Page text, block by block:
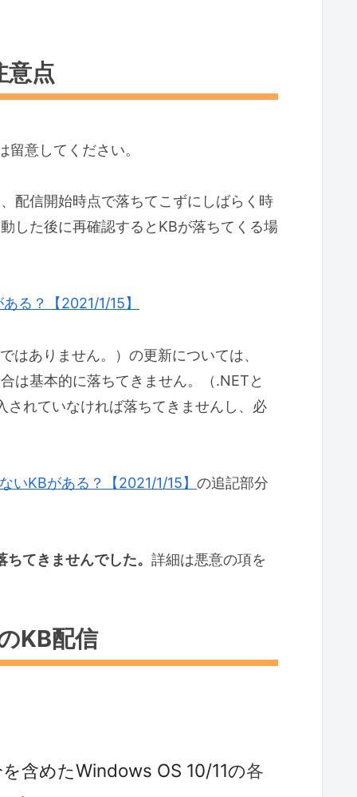
意点
意してください。
配信開始時点で落ちてこずにしばらく時
した後に再確認するとKBが落ちてくる場
る？【2021/1/15】
ありません。）の更新については、
は基本的に落ちてきません。（.NETと
れていなければ落ちてきませんし、必
いKBがある？【2021/1/15】 の追記部分
てきませんでした。 詳細は悪意の項を
KB配信
含めたWindows OS 10/11の各